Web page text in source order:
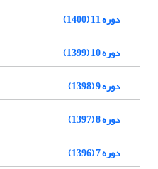
دوره 11 (1400)
دوره 10 (1399)
دوره 9 (1398)
دوره 8 (1397)
دوره 7 (1396)